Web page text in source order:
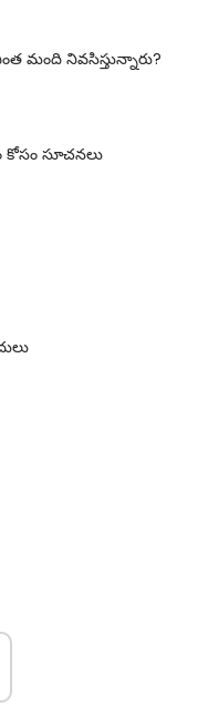
మంది నివసిస్తున్నారు?
సూచనలు